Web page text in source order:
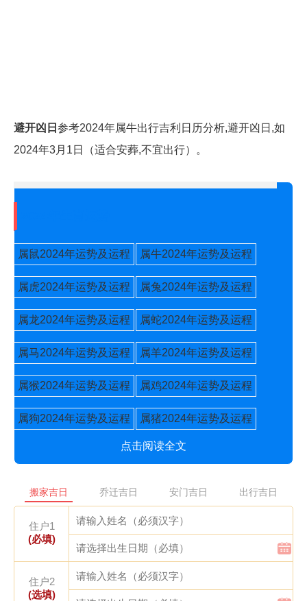
避开凶日 参考2024年属牛出行吉利日历分析,避开凶日,如
2024年3月1日（适合安葬,不宜出行）。
属鼠2024年运势及运程 属牛2024年运势及运程
属虎2024年运势及运程 属兔2024年运势及运程
属龙2024年运势及运程 属蛇2024年运势及运程
属马2024年运势及运程 属羊2024年运势及运程
属猴2024年运势及运程 属鸡2024年运势及运程
属狗2024年运势及运程 属猪2024年运势及运程
点击阅读全文
搬家吉日 乔迁吉日 安门吉日 出行吉日
住户1
(必填)
住户2
(选填)